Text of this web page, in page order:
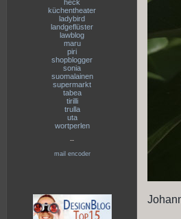
heck
küchentheater
ladybird
landgeflüster
lawblog
maru
piri
shopblogger
sonia
suomalainen
supermarkt
tabea
tirilli
trulla
uta
wortperlen
--
mail encoder